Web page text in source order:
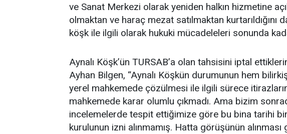
ve Sanat Merkezi olarak yeniden halkın hizmetine
olmaktan ve haraç mezat satılmaktan kurtarıldığını
köşk ile ilgili olarak hukuki mücadeleleri sonunda
Aynalı Köşk’ün TURSAB’a olan tahsisini iptal
Ayhan Bilgen, “Aynalı Köşkün durumunun hem
yerel mahkemede çözülmesi ile ilgili sürece
mahkemede karar olumlu çıkmadı. Ama bizim
incelemelerde tespit ettiğimize göre bu bina tarihi
kurulunun izni alınmamış. Hatta görüşünün